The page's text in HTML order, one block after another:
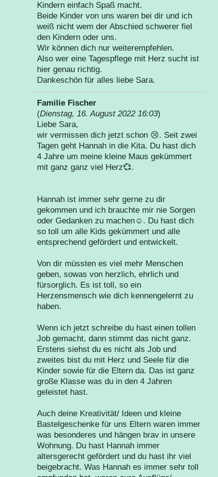
Kindern einfach Spaß macht.
Beide Kinder von uns waren bei dir und ich
weiß nicht wem der Abschied schwerer fiel
den Kindern oder uns.
Wir können dich nur weiterempfehlen.
Also wer eine Tagespflege mit Herz sucht ist
hier genau richtig.
Dankeschön für alles liebe Sara.
Familie Fischer
(Dienstag, 16. August 2022 16:03)
Liebe Sara,
wir vermissen dich jetzt schon 😢. Seit zwei
Tagen geht Hannah in die Kita. Du hast dich
4 Jahre um meine kleine Maus gekümmert
mit ganz ganz viel Herz💞.
Hannah ist immer sehr gerne zu dir
gekommen und ich brauchte mir nie Sorgen
oder Gedanken zu machen☺️. Du hast dich
so toll um alle Kids gekümmert und alle
entsprechend gefördert und entwickelt.
Von dir müssten es viel mehr Menschen
geben, sowas von herzlich, ehrlich und
fürsorglich. Es ist toll, so ein
Herzensmensch wie dich kennengelernt zu
haben.
Wenn ich jetzt schreibe du hast einen tollen
Job gemacht, dann stimmt das nicht ganz.
Erstens siehst du es nicht als Job und
zweites bist du mit Herz und Seele für die
Kinder sowie für die Eltern da. Das ist ganz
große Klasse was du in den 4 Jahren
geleistet hast.
Auch deine Kreativität/ Ideen und kleine
Bastelgeschenke für uns Eltern waren immer
was besonderes und hängen brav in unsere
Wohnung. Du hast Hannah immer
altersgerecht gefördert und du hast ihr viel
beigebracht. Was Hannah es immer sehr toll